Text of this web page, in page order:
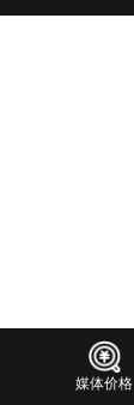
媒体价格